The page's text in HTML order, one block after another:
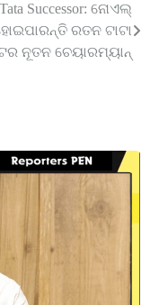
Successor: ନୋଏଲ୍
ରତନ ଟାଟା
ନୂତନ ଚେୟାରମ୍ୟାନ୍